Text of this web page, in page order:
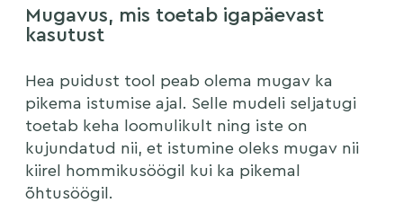
Mugavus, mis toetab igapäevast
kasutust
Hea puidust tool peab olema mugav ka
pikema istumise ajal. Selle mudeli seljatugi
toetab keha loomulikult ning iste on
kujundatud nii, et istumine oleks mugav nii
kiirel hommikusöögil kui ka pikemal
õhtusöögil.